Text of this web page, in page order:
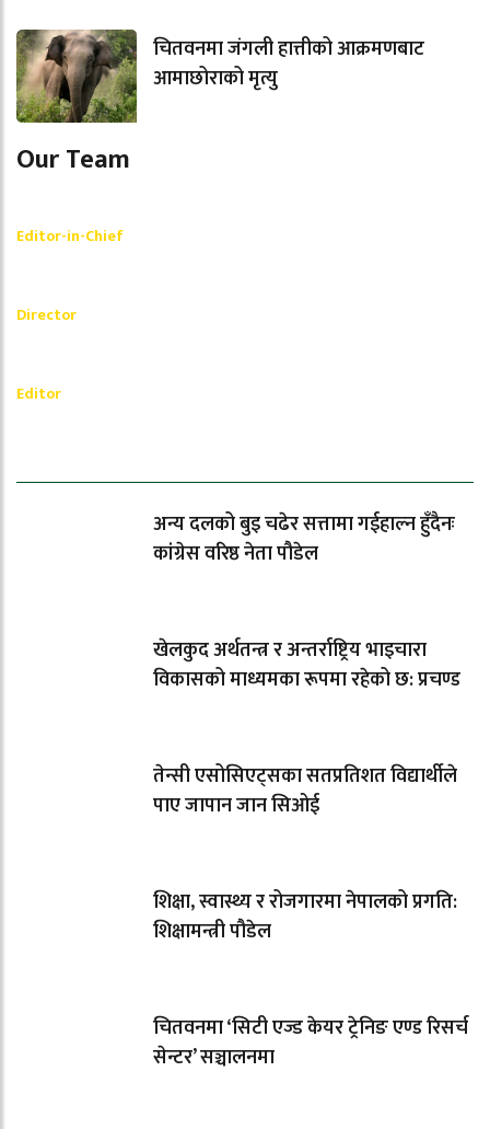
चितवनमा जंगली हात्तीको आक्रमणबाट
आमाछोराको मृत्यु
Our Team
Editor-in-Chief
Director
Editor
अन्य दलको बुइ चढेर सत्तामा गईहाल्न हुँदैनः
कांग्रेस वरिष्ठ नेता पौडेल
खेलकुद अर्थतन्त्र र अन्तर्राष्ट्रिय भाइचारा
विकासको माध्यमका रूपमा रहेको छ: प्रचण्ड
तेन्सी एसोसिएट्सका सतप्रतिशत विद्यार्थीले
पाए जापान जान सिओई
शिक्षा, स्वास्थ्य र रोजगारमा नेपालको प्रगति:
शिक्षामन्त्री पौडेल
चितवनमा ‘सिटी एज्ड केयर ट्रेनिङ एण्ड रिसर्च
सेन्टर’ सञ्चालनमा